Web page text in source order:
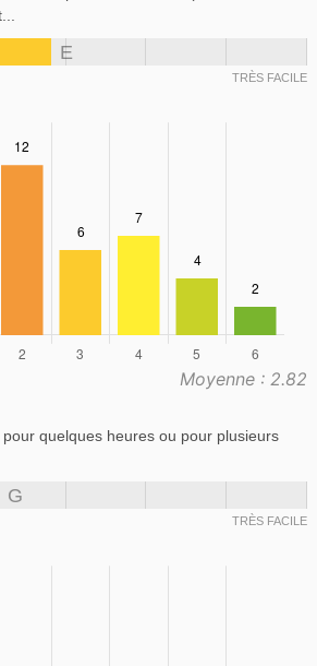
E
TRÈS FACILE
Moyenne : 2.82
quelques heures ou pour plusieurs
G
TRÈS FACILE